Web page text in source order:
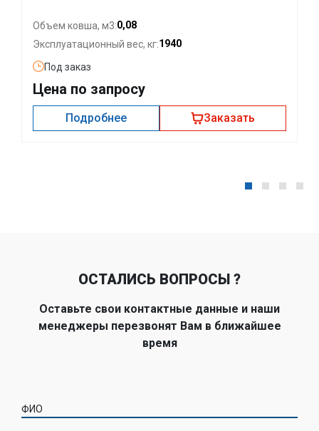
Объем ковша, м3:0,08
Эксплуатационный вес, кг:1940
Под заказ
Цена по запросу
Подробнее Заказать
ОСТАЛИСЬ ВОПРОСЫ ?
Оставьте свои контактные данные и наши
менеджеры перезвонят Вам в ближайшее
время
ФИО